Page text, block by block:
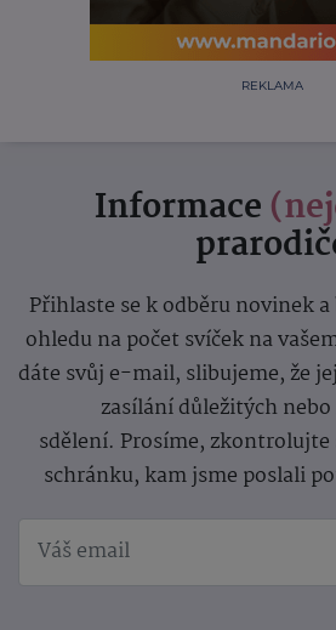
REKLAMA
Informace
Přihlaste se k odběru novinek
ohledu na počet svíček na
dáte svůj e-mail, slibujeme, že
zasílání důležitých
sdělení. Prosíme,
schránku, kam jsme poslali